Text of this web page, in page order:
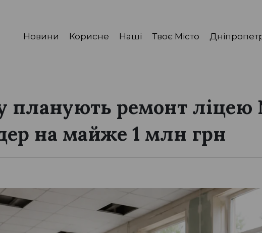
Новини Корисне Наші Твоє Місто
планують ремонт
на майже 1 млн грн